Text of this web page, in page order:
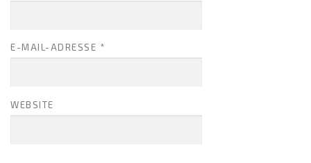
E-MAIL-ADRESSE *
WEBSITE